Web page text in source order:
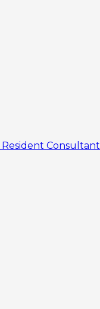
Resident Consultant